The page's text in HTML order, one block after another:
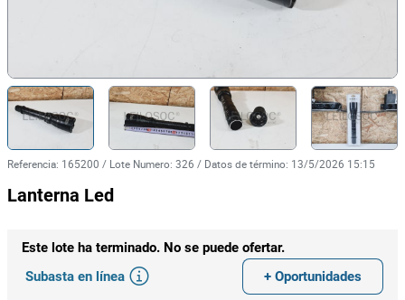
Referencia: 165200 / Lote Numero: 326 / Datos de término: 13/5/2026 15:15
Lanterna Led
Este lote ha terminado. No se puede ofertar.
Subasta en línea
+ Oportunidades